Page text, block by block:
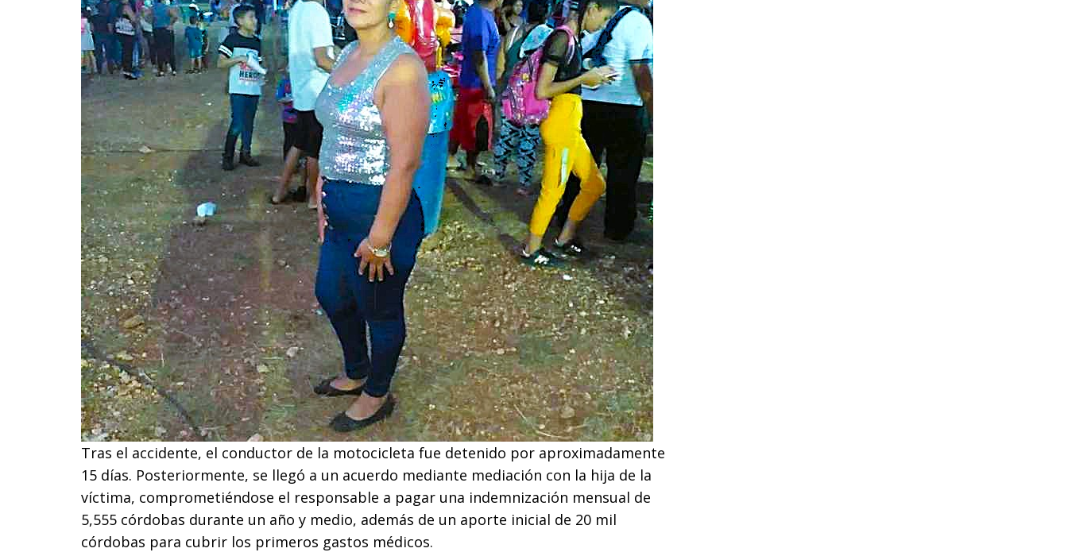
Tras el accidente, el conductor de la motocicleta fue detenido por aproximadamente
15 días. Posteriormente, se llegó a un acuerdo mediante mediación con la hija de la
víctima, comprometiéndose el responsable a pagar una indemnización mensual de
5,555 córdobas durante un año y medio, además de un aporte inicial de 20 mil
córdobas para cubrir los primeros gastos médicos.